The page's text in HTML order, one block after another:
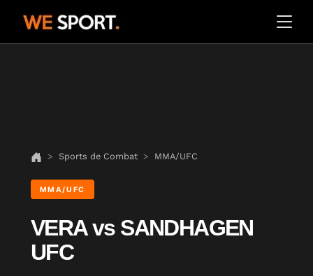
Sports de Combat MMA/UFC
MMA/UFC
VERA vs SANDHAGEN
UFC